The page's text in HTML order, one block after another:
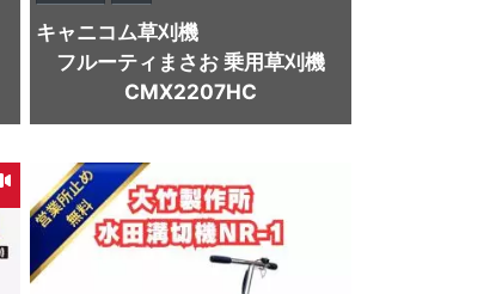
キャニコム草刈機
フルーティまさお 乗用草刈機
CMX2207HC